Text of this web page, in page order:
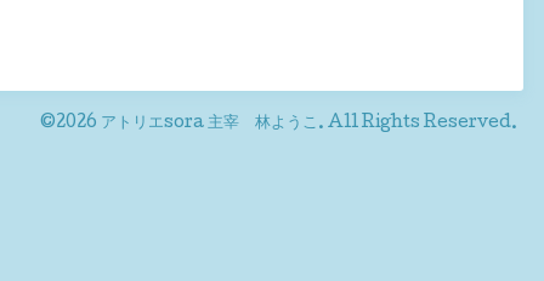
©2026 アトリエsora 主宰 林ようこ . All Rights Reserved.